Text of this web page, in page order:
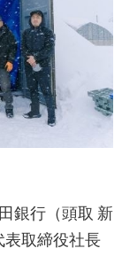
銀行（頭取 新
表取締役社長